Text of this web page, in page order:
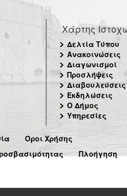
Χάρτης
Δελτία Τύπου
Ανακοινώσεις
Διαγωνισμοί
Προσλήψεις
Διαβουλεύσεις
Εκδηλώσεις
Ο Δήμος
Υπηρεσίες
Όροι Χρήσης
Πλοήγηση